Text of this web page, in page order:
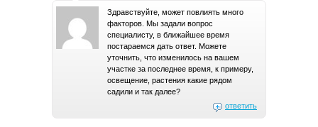
Здравствуйте, может повлиять много
факторов. Мы задали вопрос
специалисту, в ближайшее время
постараемся дать ответ. Можете
уточнить, что изменилось на вашем
участке за последнее время, к примеру,
освещение, растения какие рядом
садили и так далее?
ответить